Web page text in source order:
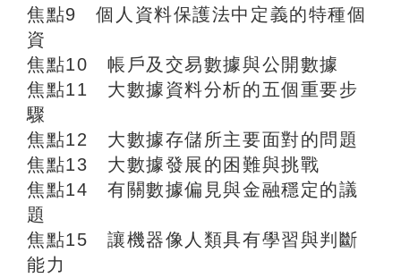
焦點9 個人資料保護法中定義的特種個
資
焦點10 帳戶及交易數據與公開數據
焦點11 大數據資料分析的五個重要步
驟
焦點12 大數據存儲所主要面對的問題
焦點13 大數據發展的困難與挑戰
焦點14 有關數據偏見與金融穩定的議
題
焦點15 讓機器像人類具有學習與判斷
能力